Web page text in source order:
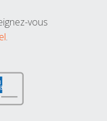
vous
.